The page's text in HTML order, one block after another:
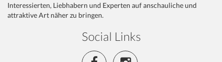
Interessierten, Liebhabern und Experten auf anschauliche und
attraktive Art näher zu bringen.
Social Links